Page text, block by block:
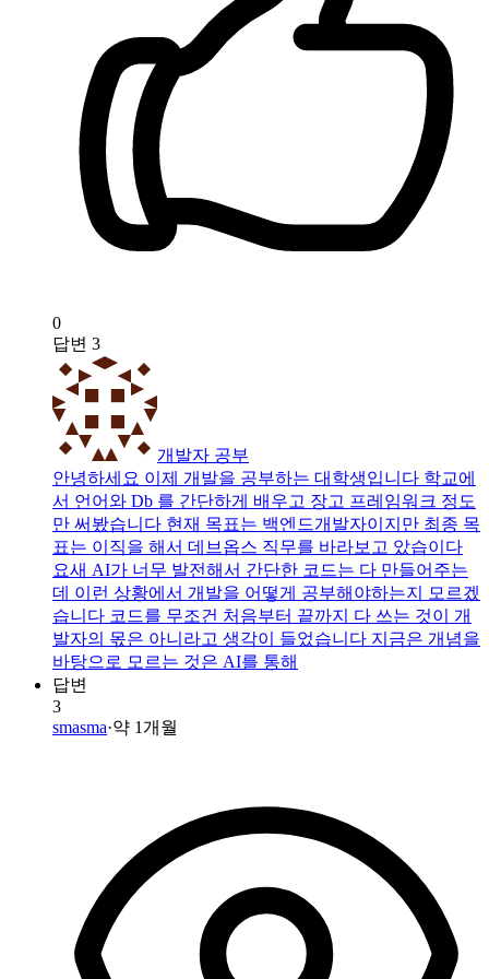
0
답변 3
개발자 공부
안녕하세요 이제 개발을 공부하는 대학생입니다 학교에
서 언어와 Db 를 간단하게 배우고 장고 프레임워크 정도
만 써봤습니다 현재 목표는 백엔드개발자이지만 최종 목
표는 이직을 해서 데브옵스 직무를 바라보고 았습이다
요새 AI가 너무 발전해서 간단한 코드는 다 만들어주는
데 이런 상황에서 개발을 어떻게 공부해야하는지 모르겠
습니다 코드를 무조건 처음부터 끝까지 다 쓰는 것이 개
발자의 몫은 아니라고 생각이 들었습니다 지금은 개념을
바탕으로 모르는 것은 AI를 통해
답변
3
smasma·약 1개월